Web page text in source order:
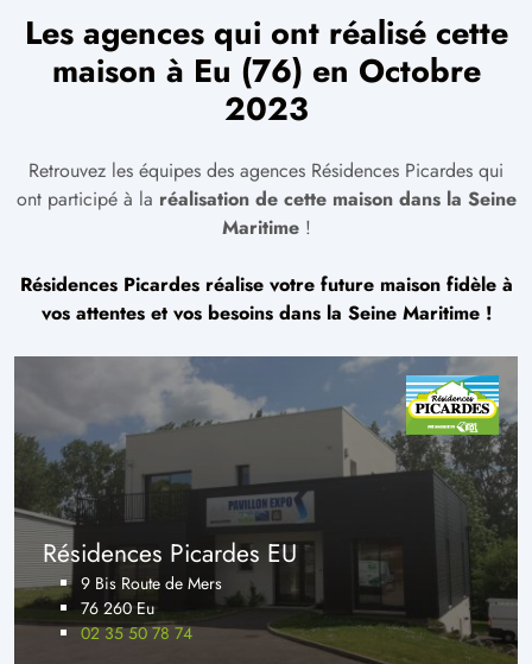
Les agences qui ont réalisé cette
maison à Eu (76) en Octobre
2023
Retrouvez les équipes des agences Résidences Picardes qui
ont participé à la réalisation de cette maison dans la Seine
Maritime!
Résidences Picardes réalise votre future maison fidèle à
vos attentes et vos besoins dans la Seine Maritime !
Résidences Picardes EU
9 Bis Route de Mers
76 260 Eu
02 35 50 78 74